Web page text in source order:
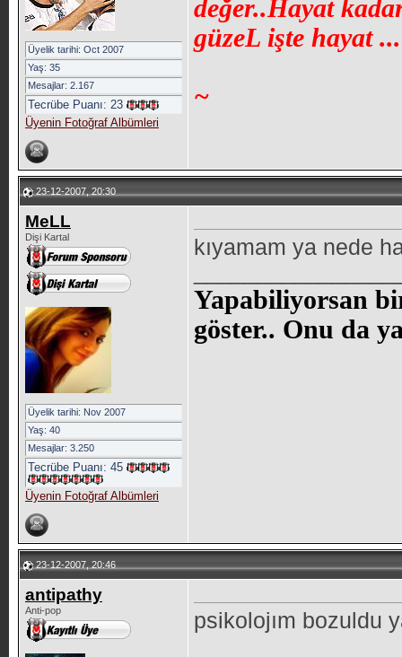
Üyelik tarihi: Oct 2007
Yaş: 35
Mesajlar: 2.167
Tecrübe Puanı: 23
Üyenin Fotoğraf Albümleri
değer..Hayat
güzeL işte hayat ...
~
23-12-2007, 20:30
MeLL
Dişi Kartal
Üyelik tarihi: Nov 2007
Yaş: 40
Mesajlar: 3.250
Tecrübe Puanı: 45
Üyenin Fotoğraf Albümleri
kıyamam ya nede
Yapabiliyorsan
göster.. Onu da
23-12-2007, 20:46
antipathy
Anti-pop psikolojım bozuldu